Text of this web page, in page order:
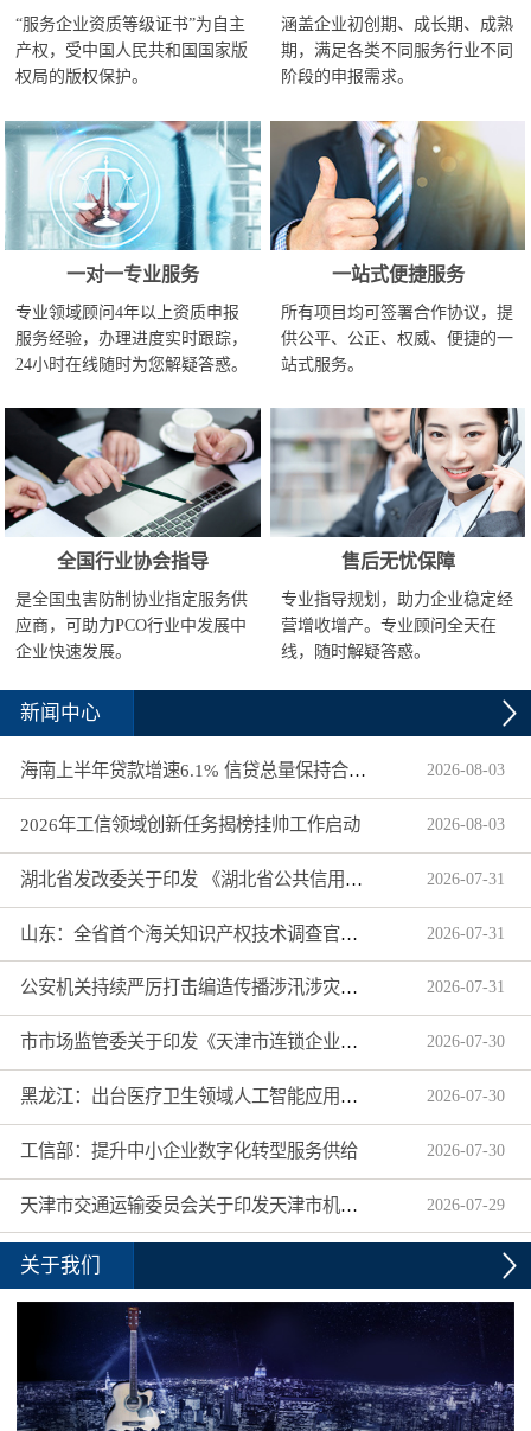
“服务企业资质等级证书”为自主
产权，受中国人民共和国国家版
权局的版权保护。
涵盖企业初创期、成长期、成熟
期，满足各类不同服务行业不同
阶段的申报需求。
一对一专业服务
专业领域顾问4年以上资质申报
服务经验，办理进度实时跟踪，
24小时在线随时为您解疑答惑。
一站式便捷服务
所有项目均可签署合作协议，提
供公平、公正、权威、便捷的一
站式服务。
全国行业协会指导
是全国虫害防制协业指定服务供
应商，可助力PCO行业中发展中
企业快速发展。
售后无忧保障
专业指导规划，助力企业稳定经
营增收增产。专业顾问全天在
线，随时解疑答惑。
新闻中心
海南上半年贷款增速6.1% 信贷总量保持合理平稳增长 2026-08-03
2026年工信领域创新任务揭榜挂帅工作启动 2026-08-03
湖北省发改委关于印发 《湖北省公共信用信息目录（2026年版）》的通知 2026-07-31
山东：全省首个海关知识产权技术调查官制度落地济南自贸片区 2026-07-31
公安机关持续严厉打击编造传播涉汛涉灾网络谣言 2026-07-31
市市场监管委关于印发《天津市连锁企业食品经营许可“先证后核”信用承诺审批实施办法》的通知 2026-07-30
黑龙江：出台医疗卫生领域人工智能应用工作实施方案 2026-07-30
工信部：提升中小企业数字化转型服务供给 2026-07-30
天津市交通运输委员会关于印发天津市机动车驾驶员培训机构及教练员综合信用评价管理办法的通知 2026-07-29
关于我们